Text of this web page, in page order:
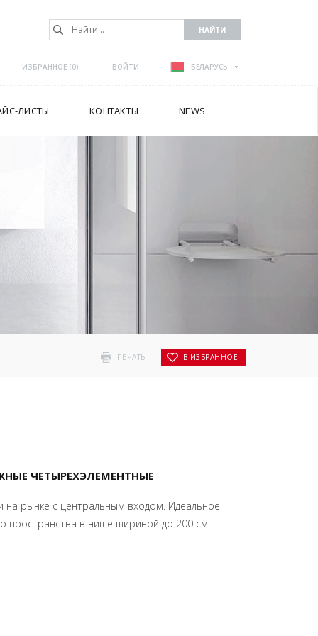
ИЗБРАННОЕ (0) ВОЙТИ БЕЛАРУСЬ
ЛИСТЫ КОНТАКТЫ NEWS
ПЕЧАТЬ В ИЗБРАННОЕ
ЧЕТЫРЕХЭЛЕМЕНТНЫЕ
рынке с центральным входом. Идеальное
пространства в нише шириной до 200 см.